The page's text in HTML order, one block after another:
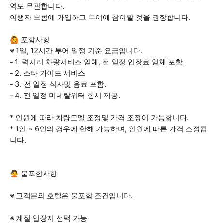
역도 무관합니다.
여행자 보험에 가입하고 투어에 참여할 것을 권장합니다.
🙆 포함사항
※ 1일, 12시간 투어 일정 기준 요금입니다.
- 1. 력셔리 차량서비스 일체, 전 일정 입장료 일체 포함.
- 2. 스타 가이드 서비스
- 3. 전 일정 식사및 음료 포함.
- 4. 전 일정 미네랄워터 항시 제공.
* 인원에 따라 차량모델 조정및 가격 조정이 가능합니다.
* 1인 ~ 6인의 경우에 한해 가능하며, 인원에 따른 가격 조정됩
니다.
🙅 불포함사항
※ 고객분의 호텔은 불포함 조건입니다.
※ 계절 입장지 선택 가능